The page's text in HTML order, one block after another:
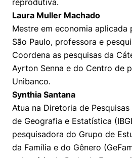
reprodutiva.
Laura Muller Machado
Mestre em economia aplicada
São Paulo, professora e
Coordena as pesquisas da
Ayrton Senna e do Centro de
Unibanco.
Synthia Santana
Atua na Diretoria de
de Geografia e Estatística
pesquisadora do Grupo de
da Família e do Gênero
Cookies estritamente